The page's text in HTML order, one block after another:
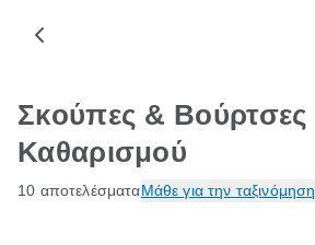
Σκούπες & Βούρτσες
Καθαρισμού
10 αποτελέσματαΜάθε για την ταξινόμηση